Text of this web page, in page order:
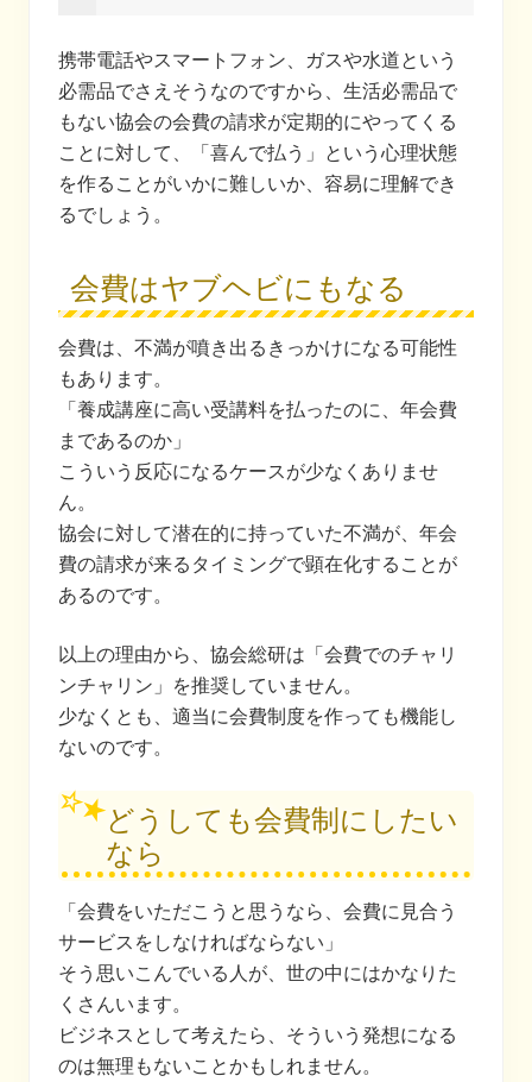
携帯電話やスマートフォン、ガスや水道という
必需品でさえそうなのですから、生活必需品で
もない協会の会費の請求が定期的にやってくる
ことに対して、「喜んで払う」という心理状態
を作ることがいかに難しいか、容易に理解でき
るでしょう。
会費はヤブヘビにもなる
会費は、不満が噴き出るきっかけになる可能性
もあります。
「養成講座に高い受講料を払ったのに、年会費
まであるのか」
こういう反応になるケースが少なくありませ
ん。
協会に対して潜在的に持っていた不満が、年会
費の請求が来るタイミングで顕在化することが
あるのです。
以上の理由から、協会総研は「会費でのチャリ
ンチャリン」を推奨していません。
少なくとも、適当に会費制度を作っても機能し
ないのです。
どうしても会費制にしたい
なら
「会費をいただこうと思うなら、会費に見合う
サービスをしなければならない」
そう思いこんでいる人が、世の中にはかなりた
くさんいます。
ビジネスとして考えたら、そういう発想になる
のは無理もないことかもしれません。